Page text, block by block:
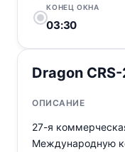
КОНЕЦ ОКНА
03:30
Dragon
ОПИСАНИЕ
27-я
Международную